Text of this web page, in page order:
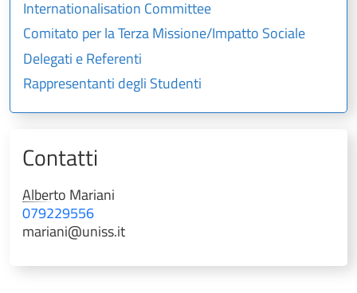
Internationalisation Committee
Comitato per la Terza Missione/Impatto Sociale
Delegati e Referenti
Rappresentanti degli Studenti
Contatti
Alberto Mariani
079229556
mariani@uniss.it